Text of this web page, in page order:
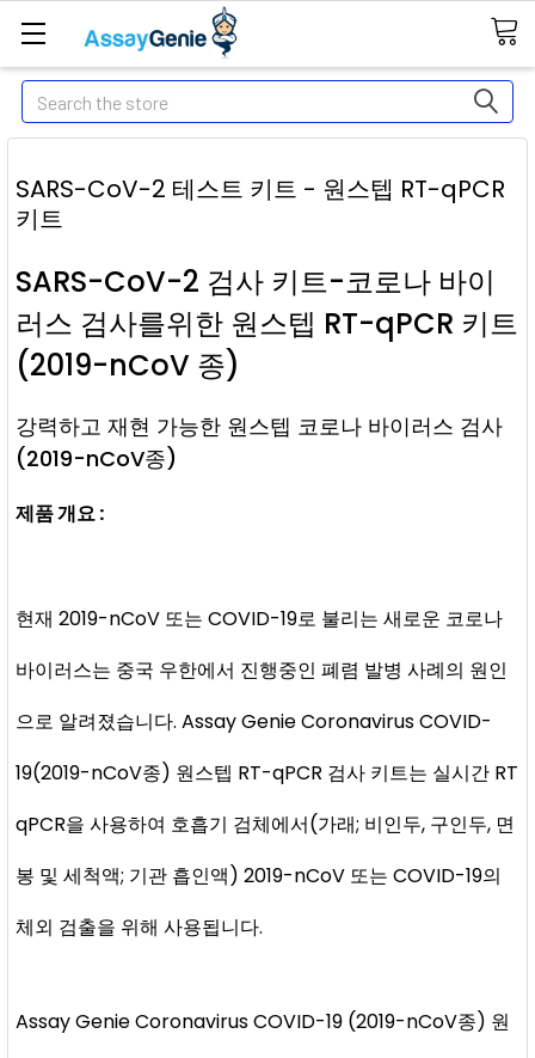
Search
SARS-CoV-2 테스트 키트 - 원스텝 RT-qPCR
키트
SARS-CoV-2 검사 키트-코로나 바이
러스 검사를위한 원스텝 RT-qPCR 키트
(2019-nCoV 종)
강력하고 재현 가능한 원스텝 코로나 바이러스 검사
(2019-nCoV종)
제품 개요 :
현재 2019-nCoV 또는 COVID-19로 불리는 새로운 코로나
바이러스는 중국 우한에서 진행중인 폐렴 발병 사례의 원인
으로 알려졌습니다. Assay Genie Coronavirus COVID-
19(2019-nCoV종) 원스텝 RT-qPCR 검사 키트는 실시간 RT
qPCR을 사용하여 호흡기 검체에서(가래; 비인두, 구인두, 면
봉 및 세척액; 기관 흡인액) 2019-nCoV 또는 COVID-19의
체외 검출을 위해 사용됩니다.
Assay Genie Coronavirus COVID-19 (2019-nCoV종) 원